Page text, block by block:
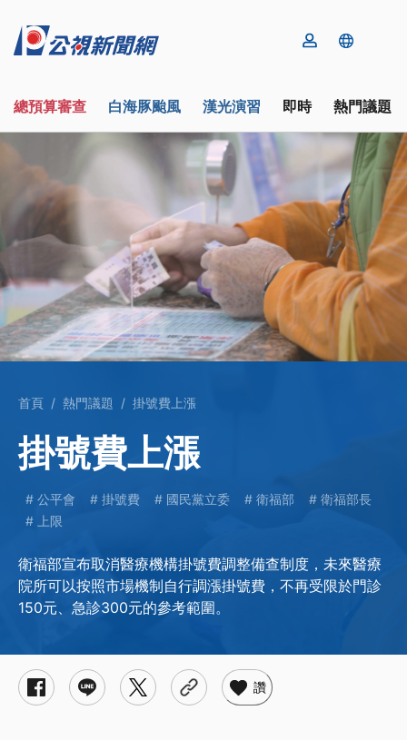
總預算審查 白海豚颱風 漢光演習 即時 熱門議題
首頁 熱門議題 掛號費上漲
掛號費上漲
公平會 掛號費 國民黨立委 衛福部
衛福部長
上限
衛福部宣布取消醫療機構掛號費調整備查制度，未來醫療
院所可以按照市場機制自行調漲掛號費，不再受限於門診
150元、急診300元的參考範圍。
讚